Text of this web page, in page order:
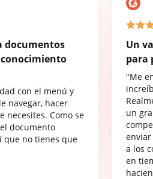
documentos
conocimiento
con el menú y
navegar, hacer
necesites. Como se
documento
que no tienes que
Un
para
"Me
un
a los
en